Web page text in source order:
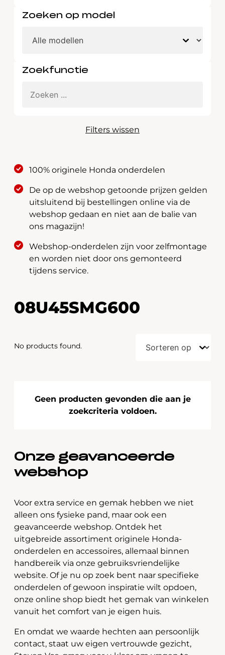
Zoeken op model
Zoekfunctie
Filters wissen
100% originele Honda onderdelen
De op de webshop getoonde prijzen gelden
uitsluitend bij bestellingen online via de
webshop gedaan en niet aan de balie van
ons magazijn!
Webshop-onderdelen zijn voor zelfmontage
en worden niet door ons gemonteerd
tijdens service.
08U45SMG600
No products found.
Geen producten gevonden die aan je
zoekcriteria voldoen.
Onze geavanceerde
webshop
Voor extra service en gemak hebben we niet
alleen ons fysieke pand, maar ook een
geavanceerde webshop. Ontdek het
uitgebreide assortiment originele Honda-
onderdelen en accessoires, allemaal binnen
handbereik via onze gebruiksvriendelijke
website. Of je nu op zoek bent naar specifieke
onderdelen of gewoon inspiratie wilt opdoen,
onze online shop biedt het gemak van winkelen
vanuit het comfort van je eigen huis.
En omdat we waarde hechten aan persoonlijk
contact, staat uw eigen vertrouwde gezicht,